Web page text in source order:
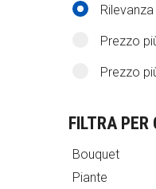
Rilevanza
Prezzo
Prezzo
FILTRA PER
Bouquet
Piante